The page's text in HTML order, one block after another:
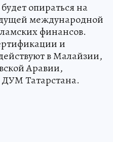
опираться на
международной
финансов.
и
в Малайзии,
Аравии,
Татарстана.